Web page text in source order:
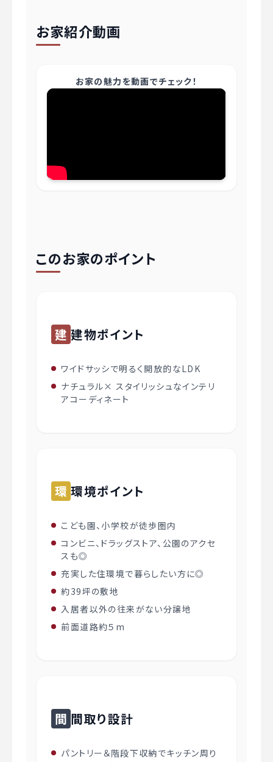
スマイルガーデン高浜市本郷町５ No.９
お家紹介動画
お家の魅力を動画でチェック！
このお家のポイント
建 建物ポイント
ワイドサッシで明るく開放的なLDK
ナチュラル× スタイリッシュなインテリ
アコーディネート
環 環境ポイント
こども園、小学校が徒歩圏内
コンビニ、ドラッグストア、公園のアクセ
スも◎
充実した住環境で暮らしたい方に◎
約39坪の敷地
入居者以外の往来がない分譲地
前面道路約５m
間 間取り設計
パントリー＆階段下収納でキッチン周り